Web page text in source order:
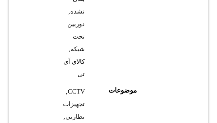
نشده,
دوربین
تحت
شبکه,
کالای آی
تی
موضوعات CCTV
,
تجهیزات
نظارتی,